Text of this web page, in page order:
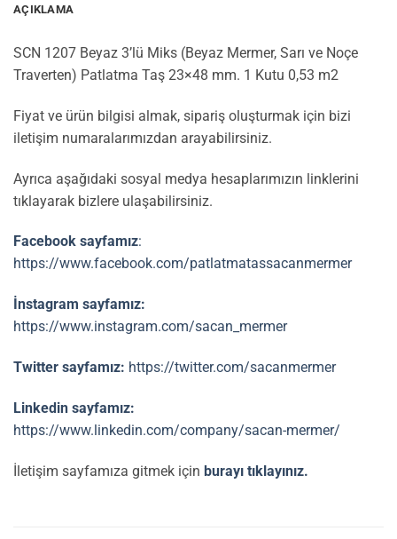
AÇIKLAMA
SCN 1207 Beyaz 3’lü Miks (Beyaz Mermer, Sarı ve Noçe
Traverten) Patlatma Taş 23×48 mm. 1 Kutu 0,53 m2
Fiyat ve ürün bilgisi almak, sipariş oluşturmak için bizi
iletişim numaralarımızdan arayabilirsiniz.
Ayrıca aşağıdaki sosyal medya hesaplarımızın linklerini
tıklayarak bizlere ulaşabilirsiniz.
Facebook sayfamız:
https://www.facebook.com/patlatmatassacanmermer
İnstagram sayfamız:
https://www.instagram.com/sacan_mermer
Twitter sayfamız: https://twitter.com/sacanmermer
Linkedin sayfamız:
https://www.linkedin.com/company/sacan-mermer/
İletişim sayfamıza gitmek için burayı tıklayınız.